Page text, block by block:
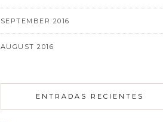
SEPTEMBER 2016
AUGUST 2016
ENTRADAS RECIENTES